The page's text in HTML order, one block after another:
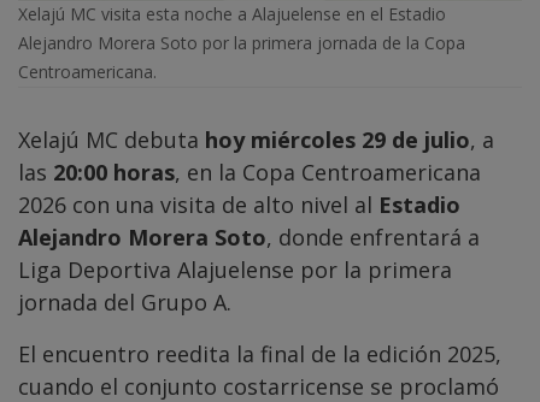
Xelajú MC visita esta noche a Alajuelense en el Estadio
Alejandro Morera Soto por la primera jornada de la Copa
Centroamericana.
Xelajú MC debuta hoy miércoles 29 de julio, a
las 20:00 horas, en la Copa Centroamericana
2026 con una visita de alto nivel al Estadio
Alejandro Morera Soto, donde enfrentará a
Liga Deportiva Alajuelense por la primera
jornada del Grupo A.
El encuentro reedita la final de la edición 2025,
cuando el conjunto costarricense se proclamó